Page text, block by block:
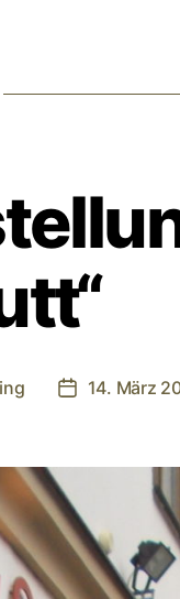
14. März